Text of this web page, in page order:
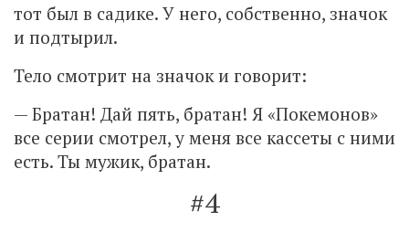
тот был в садике. У него, собственно, значок
и подтырил.
Тело смотрит на значок и говорит:
— Братан! Дай пять, братан! Я «Покемонов»
все серии смотрел, у меня все кассеты с ними
есть. Ты мужик, братан.
#4